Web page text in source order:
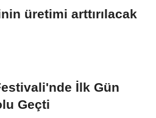
üretimi arttırılacak
İlk Gün
Geçti